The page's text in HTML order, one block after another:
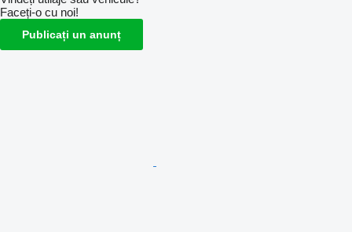
Faceți-o cu noi!
Publicați un anunț